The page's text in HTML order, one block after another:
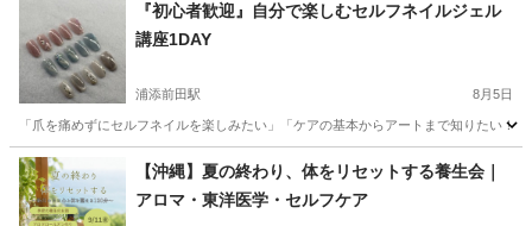
『初心者歓迎』自分で楽しむセルフネイルジェル
講座1DAY
浦添前田駅 8月5日
「爪を痛めずにセルフネイルを楽しみたい」「ケアの基本からアートまで知りたい
沖縄 浦添前田駅 ネイル 講座
【沖縄】夏の終わり、体をリセットする養生会｜
アロマ・東洋医学・セルフケア